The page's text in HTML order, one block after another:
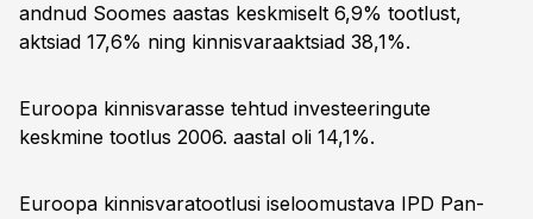
andnud Soomes aastas keskmiselt 6,9% tootlust,
aktsiad 17,6% ning kinnisvaraaktsiad 38,1%.
Euroopa kinnisvarasse tehtud investeeringute
keskmine tootlus 2006. aastal oli 14,1%.
Euroopa kinnisvaratootlusi iseloomustava IPD Pan-